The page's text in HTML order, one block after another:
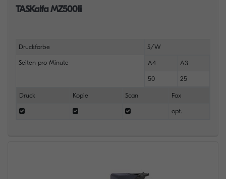
TASKalfa MZ5001i
Druckfarbe S/W
Seiten pro Minute A4 A3
50 25
Druck Kopie Scan Fax
opt.